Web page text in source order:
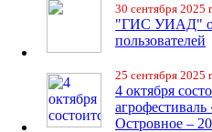
30 сентября 2025
"ГИС УИАД"
пользователей
25 сентября 2025
4 октября
Островное –